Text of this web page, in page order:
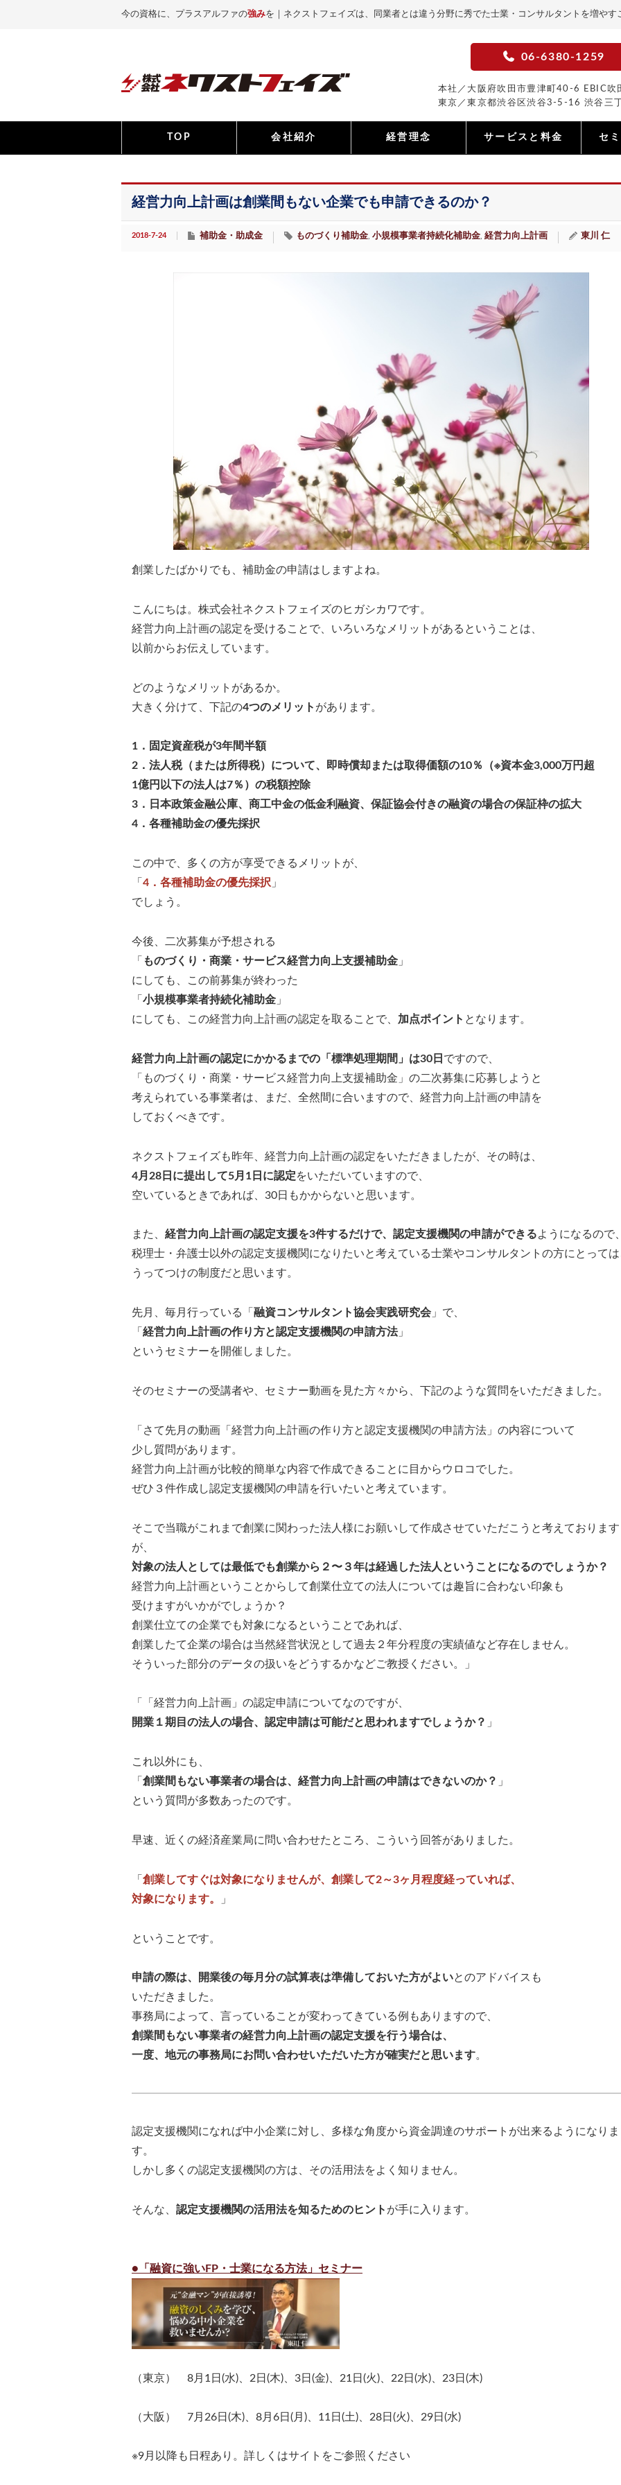
今の資格に、プラスアルファの強みを｜ネクストフェイズは、同業者とは違う分野に秀でた士業・コンサルタントを増や
06-6380-1259
本社／大阪府吹田市豊津町40-6 EBIC吹
東京／東京都渋谷区渋谷3-5-16 渋谷三
TOP 会社紹介 経営理念 サービスと料金 セ
経営力向上計画は創業間もない企業でも申請できるのか？
2018-7-24 補助金・助成金 ものづくり補助金 小規模事業者持続化補助金 経営力向上計画 東川 仁
創業したばかりでも、補助金の申請はしますよね。
こんにちは。株式会社ネクストフェイズのヒガシカワです。
経営力向上計画の認定を受けることで、いろいろなメリットがあるということは、
以前からお伝えしています。
どのようなメリットがあるか。
大きく分けて、下記の4つのメリット があります。
1．固定資産税が3年間半額
2．法人税（または所得税）について、即時償却または取得価額の10％（※資本金3,000万円超
1億円以下の法人は7％）の税額控除
3．日本政策金融公庫、商工中金の低金利融資、保証協会付きの融資の場合の保証枠の拡大
4．各種補助金の優先採択
この中で、多くの方が享受できるメリットが、
「 4．各種補助金の優先採択 」
でしょう。
今後、二次募集が予想される
「 ものづくり・商業・サービス経営力向上支援補助金 」
にしても、この前募集が終わった
「 小規模事業者持続化補助金 」
にしても、この経営力向上計画の認定を取ることで、 加点ポイント となります。
経営力向上計画の認定にかかるまでの「標準処理期間」は30日 ですので、
「ものづくり・商業・サービス経営力向上支援補助金」の二次募集に応募しようと
考えられている事業者は、まだ、全然間に合いますので、経営力向上計画の申請を
しておくべきです。
ネクストフェイズも昨年、経営力向上計画の認定をいただきましたが、その時は、
4月28日に提出して5月1日に認定をいただいていますので、
空いているときであれば、30日もかからないと思います。
また、 経営力向上計画の認定支援を3件するだけで、認定支援機関の申請ができるようになるので
税理士・弁護士以外の認定支援機関になりたいと考えている士業やコンサルタントの方にとって
うってつけの制度だと思います。
先月、毎月行っている「 融資コンサルタント協会実践研究会 」で、
「 経営力向上計画の作り方と認定支援機関の申請方法」
というセミナーを開催しました。
そのセミナーの受講者や、セミナー動画を見た方々から、下記のような質問をいただきました。
「さて先月の動画「経営力向上計画の作り方と認定支援機関の申請方法」の内容について
少し質問があります。
経営力向上計画が比較的簡単な内容で作成できることに目からウロコでした。
ぜひ３件作成し認定支援機関の申請を行いたいと考えています。
そこで当職がこれまで創業に関わった法人様にお願いして作成させていただこうと考えております
が、
対象の法人としては最低でも創業から２〜３年は経過した法人ということになるのでしょうか？
経営力向上計画ということからして創業仕立ての法人については趣旨に合わない印象も
受けますがいかがでしょうか？
創業仕立ての企業でも対象になるということであれば、
創業したて企業の場合は当然経営状況として過去２年分程度の実績値など存在しません。
そういった部分のデータの扱いをどうするかなどご教授ください。」
「「経営力向上計画」の認定申請についてなのですが、
開業１期目の法人の場合、認定申請は可能だと思われますでしょうか？ 」
これ以外にも、
「 創業間もない事業者の場合は、経営力向上計画の申請はできないのか？ 」
という質問が多数あったのです。
早速、近くの経済産業局に問い合わせたところ、こういう回答がありました。
「 創業してすぐは対象になりませんが、創業して2～3ヶ月程度経っていれば、
対象になります。
」
ということです。
申請の際は、開業後の毎月分の試算表は準備しておいた方がよいとのアドバイスも
いただきました。
事務局によって、言っていることが変わってきている例もありますので、
創業間もない事業者の経営力向上計画の認定支援を行う場合は、
一度、地元の事務局にお問い合わせいただいた方が確実だと思います。
認定支援機関になれば中小企業に対し、多様な角度から資金調達のサポートが出来るようになりま
す。
しかし多くの認定支援機関の方は、その活用法をよく知りません。
そんな、 認定支援機関の活用法を知るためのヒント が手に入ります。
●「融資に強いFP・士業になる方法」セミナー
（東京） 8月1日(水)、2日(木)、3日(金)、21日(火)、22日(水)、23日(木)
（大阪） 7月26日(木)、8月6日(月)、11日(土)、28日(火)、29日(水)
※9月以降も日程あり。詳しくはサイトをご参照ください